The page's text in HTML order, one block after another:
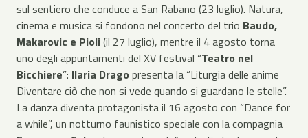
sul sentiero che conduce a San Rabano (23 luglio). Natura,
cinema e musica si fondono nel concerto del trio Baudo,
Makarovic e Pioli(il 27 luglio), mentre il 4 agosto torna
uno degli appuntamenti del XV festival “Teatro nel
Bicchiere”: Ilaria Drago presenta la “Liturgia delle anime
Diventare ciò che non si vede quando si guardano le stelle”.
La danza diventa protagonista il 16 agosto con “Dance for
a while”, un notturno faunistico speciale con la compagnia